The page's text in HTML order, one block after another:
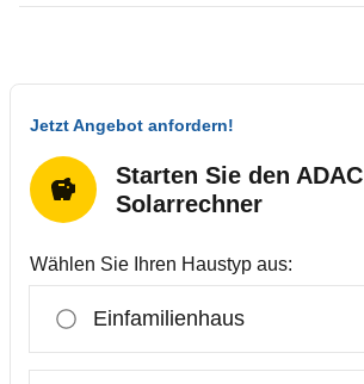
Jetzt Angebot anfordern!
Starten Sie den ADAC
Solarrechner
Wählen Sie Ihren Haustyp aus:
Einfamilienhaus